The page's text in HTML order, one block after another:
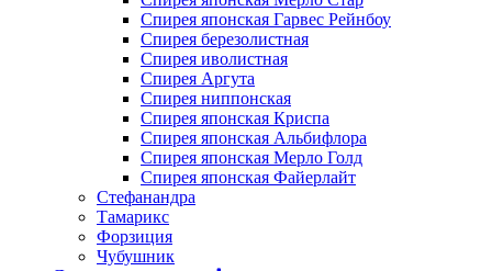
Спирея японская Гарвес Рейнбоу
Спирея березолистная
Спирея иволистная
Спирея Аргута
Спирея ниппонская
Спирея японская Криспа
Спирея японская Альбифлора
Спирея японская Мерло Голд
Спирея японская Файерлайт
Стефанандра
Тамарикс
Форзиция
Чубушник